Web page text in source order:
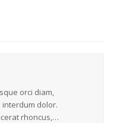
orci diam,
dolor.
rhoncus,…